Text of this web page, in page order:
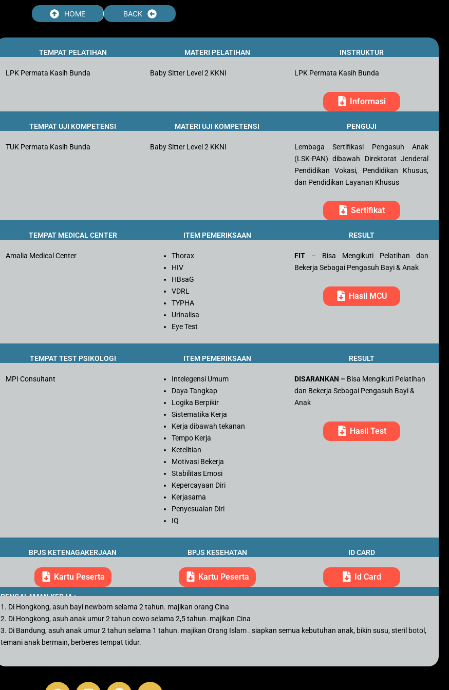
HOME BACK
TEMPAT PELATIHAN MATERI PELATIHAN INSTRUKTUR
LPK Permata Kasih Bunda Baby Sitter Level 2 KKNI LPK Permata Kasih Bunda
Informasi
TEMPAT UJI KOMPETENSI MATERI UJI KOMPETENSI PENGUJI
TUK Permata Kasih Bunda Baby Sitter Level 2 KKNI
Lembaga Sertifikasi Pengasuh Anak
(LSK-PAN) dibawah Direktorat Jenderal
Pendidikan Vokasi, Pendidikan Khusus,
dan Pendidikan Layanan Khusus
Sertifikat
TEMPAT MEDICAL CENTER ITEM PEMERIKSAAN RESULT
Amalia Medical Center
Thorax
HIV
HBsaG
VDRL
TYPHA
Urinalisa
Eye Test
FIT – Bisa Mengikuti Pelatihan dan
Bekerja Sebagai Pengasuh Bayi & Anak
Hasil MCU
TEMPAT TEST PSIKOLOGI ITEM PEMERIKSAAN RESULT
MPI Consultant
Intelegensi Umum
Daya Tangkap
Logika Berpikir
Sistematika Kerja
Kerja dibawah tekanan
Tempo Kerja
Ketelitian
Motivasi Bekerja
Stabilitas Emosi
Kepercayaan Diri
Kerjasama
Penyesuaian Diri
IQ
DISARANKAN – Bisa Mengikuti Pelatihan
dan Bekerja Sebagai Pengasuh Bayi &
Anak
Hasil Test
BPJS KETENAGAKERJAAN BPJS KESEHATAN ID CARD
Kartu Peserta Kartu Peserta Id Card
PENGALAMAN KERJA :
1. Di Hongkong, asuh bayi newborn selama 2 tahun. majikan orang Cina
2. Di Hongkong, asuh anak umur 2 tahun cowo selama 2,5 tahun. majikan Cina
3. Di Bandung, asuh anak umur 2 tahun selama 1 tahun. majikan Orang Islam . siapkan semua kebutuhan anak, bikin susu, steril botol,
temani anak bermain, berberes tempat tidur.